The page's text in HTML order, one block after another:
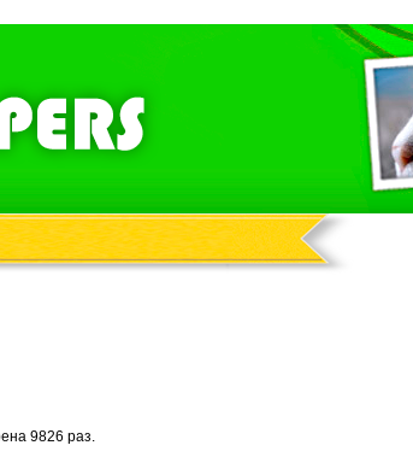
9826 раз.